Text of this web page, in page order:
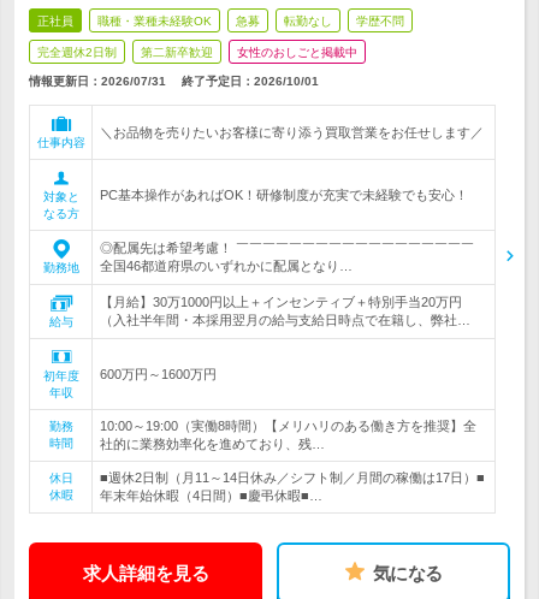
正社員 職種・業種未経験OK 急募 転勤なし 学歴不問
完全週休2日制 第二新卒歓迎 女性のおしごと掲載中
情報更新日：2026/07/31 終了予定日： 2026/10/01
仕事内容
＼お品物を売りたいお客様に寄り添う買取営業をお任せします／
対象と
なる方
PC基本操作があればOK！研修制度が充実で未経験でも安心！
勤務地
◎配属先は希望考慮！ ￣￣￣￣￣￣￣￣￣￣￣￣￣￣￣￣￣￣
全国46都道府県のいずれかに配属となり…
給与
【月給】30万1000円以上＋インセンティブ＋特別手当20万円
（入社半年間・本採用翌月の給与支給日時点で在籍し、弊社…
初年度
年収
600万円～1600万円
勤務
時間
10:00～19:00（実働8時間）【メリハリのある働き方を推奨】全
社的に業務効率化を進めており、残…
休日
休暇
■週休2日制（月11～14日休み／シフト制／月間の稼働は17日）■
年末年始休暇（4日間）■慶弔休暇■…
求人詳細を見る 気になる